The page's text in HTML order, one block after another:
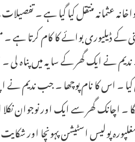
کے ڈیلیوری بوائے کا کام کرتا ہے
نے ایک گھر کے سایہ میں پناہ
۔ اس کا نام پوچھا ۔ جب ندیم نے
اچانک گھر سے ایک اور نوجوان نکلا
پولیس اسٹیشن پہونچا اور شکایت